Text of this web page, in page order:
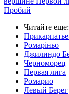
Пробий
Читайте еще:
Ромаріньо
Джилиндо
Черноморец
Первая лига
Ромарио
Левый Берег